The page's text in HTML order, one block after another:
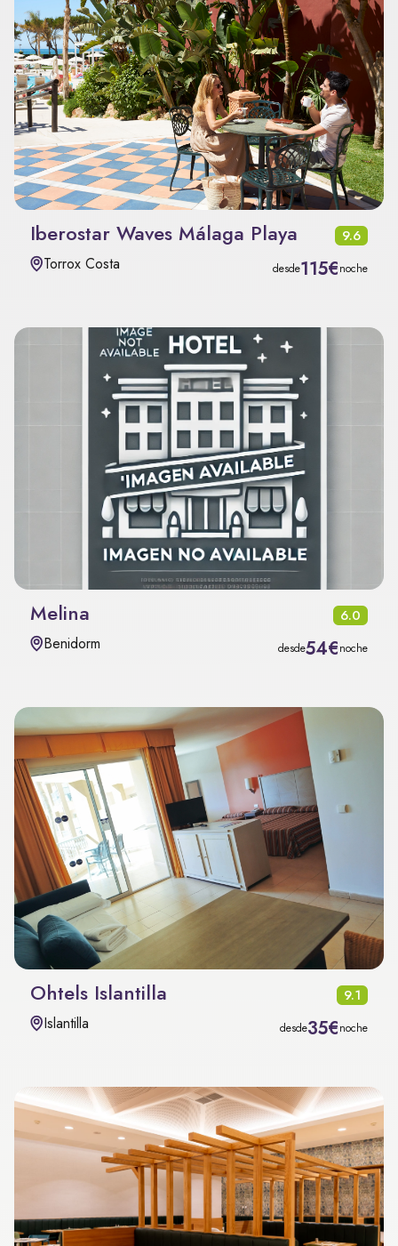
Iberostar Waves Málaga Playa 9.6
Torrox Costa desde115€noche
Melina 6.0
Benidorm desde54€noche
Ohtels Islantilla 9.1
Islantilla desde35€noche